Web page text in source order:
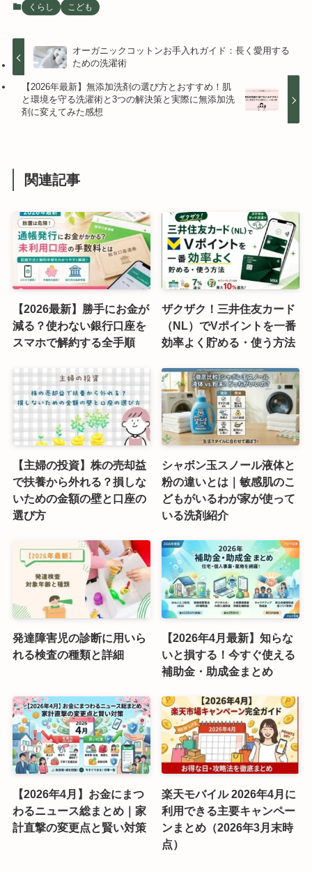
くらし こども
オーガニックコットンお手入れガイド：長く愛用する
ための洗濯術
【2026年最新】無添加洗剤の選び方とおすすめ！肌
と環境を守る洗濯術と3つの解決策と実際に無添加洗
剤に変えてみた感想
関連記事
【2026最新】勝手にお金が
減る？使わない銀行口座を
スマホで解約する全手順
ザクザク！三井住友カード
（NL）でVポイントを一番
効率よく貯める・使う方法
【主婦の投資】株の売却益
で扶養から外れる？損しな
いための金額の壁と口座の
選び方
シャボン玉スノール液体と
粉の違いとは｜敏感肌のこ
どもがいるわが家が使って
いる洗剤紹介
発達障害児の診断に用いら
れる検査の種類と詳細
【2026年4月最新】知らな
いと損する！今すぐ使える
補助金・助成金まとめ
【2026年4月】お金にまつ
わるニュース総まとめ｜家
計直撃の変更点と賢い対策
楽天モバイル 2026年4月に
利用できる主要キャンペー
ンまとめ（2026年3月末時
点）